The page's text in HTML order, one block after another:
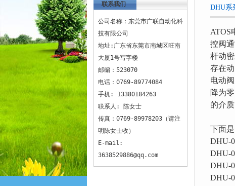
联系我们
公司名称：东莞市广联自动化科
技有限公司
地址:广东省东莞市南城区旺南
大厦1号写字楼
邮编：523070
电话：0769-89774084
手机: 13380184263
联系人: 陈女士
传真：0769-89978203（请注
明陈女士收）
E-mail:
3638529886@qq.com
DHU系
ATOS
控阀
杆动
存在
电动
降为零
的介质
下面
DHU-
DHU-
DHU-
DHU-